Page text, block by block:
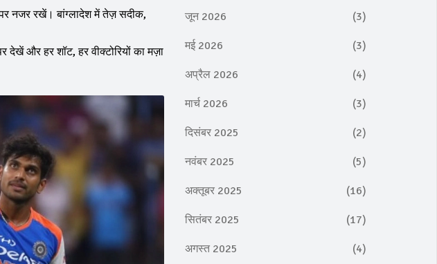
पर नजर रखें। बांग्लादेश में तेज़ सदीक,
और हर शॉट, हर वीक्टोरियों का मज़ा
जून 2026 (3)
मई 2026 (3)
अप्रैल 2026 (4)
मार्च 2026 (3)
दिसंबर 2025 (2)
नवंबर 2025 (5)
अक्तूबर 2025 (16)
सितंबर 2025 (17)
अगस्त 2025 (4)